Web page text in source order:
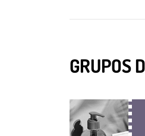
GRUPOS